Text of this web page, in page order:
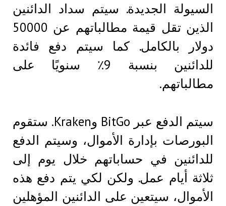
السيولة الجديدة. سيتم سداد الدائنين
الذين تقل قيمة مطالباتهم عن 50000
دولار بالكامل. كما سيتم دفع فائدة
للدائنين بنسبة 9٪ سنويًا على
مطالباتهم.
سيتم الدفع عبر BitGo وKraken. ستقوم
البورصات بإدارة الأموال، وسيتم الدفع
للدائنين في حساباتهم خلال يوم إلى
ثلاثة أيام عمل. ولكن لكي يتم دفع هذه
الأموال، سيتعين على الدائنين المؤهلين